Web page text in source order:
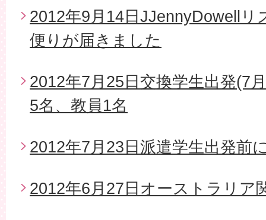
2012年9月14日JJennyDowellリ
便りが届きました
2012年7月25日交換学生出発(7
5名、教員1名
2012年7月23日派遣学生出発前
2012年6月27日オーストラリア